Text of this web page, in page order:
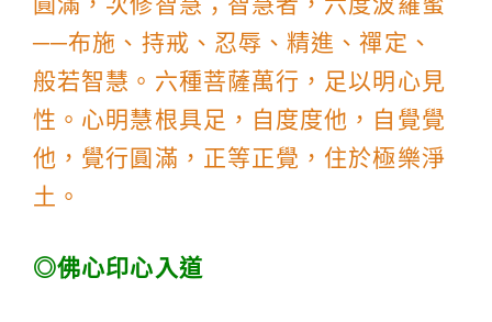
──布施、持戒、忍辱、精進、禪定、
般若智慧。六種菩薩萬行，足以明心見
性。心明慧根具足，自度度他，自覺覺
他，覺行圓滿，正等正覺，住於極樂淨
土。
◎佛心印心入道